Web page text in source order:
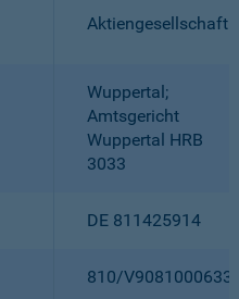
Aktiengesellschaft
Wuppertal;
Amtsgericht
Wuppertal HRB
3033
DE 811425914
810/